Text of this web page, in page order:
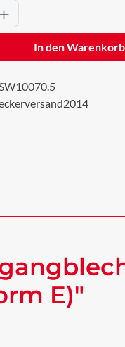
Gib den
In den Warenkorb
E)"